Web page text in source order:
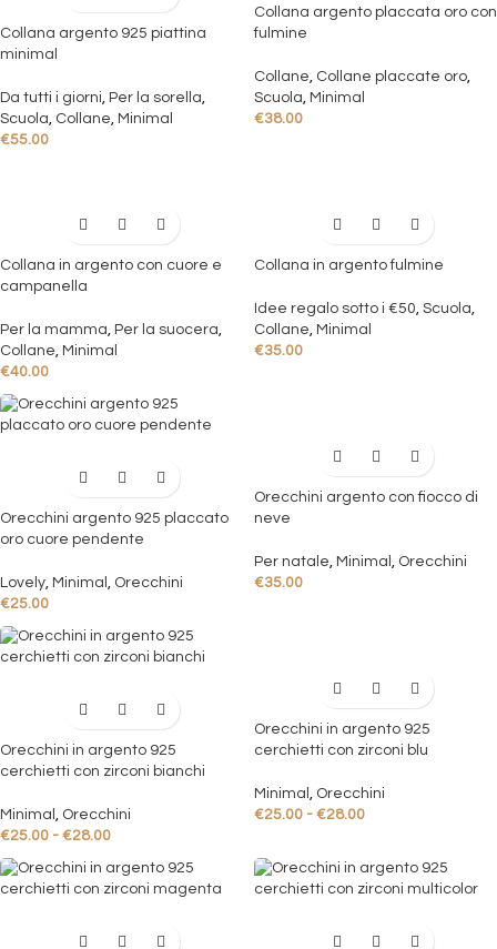
Collana argento 925 piattina
minimal
Da tutti i giorni, Per la sorella,
Scuola, Collane, Minimal
€55.00
Collana argento placcata oro con
fulmine
Collane, Collane placcate oro,
Scuola, Minimal
€38.00
Collana in argento con cuore e
campanella
Per la mamma, Per la suocera,
Collane, Minimal
€40.00
Collana in argento fulmine
Idee regalo sotto i €50, Scuola,
Collane, Minimal
€35.00
Orecchini argento 925 placcato
oro cuore pendente
Lovely, Minimal , Orecchini
€25.00
Orecchini argento con fiocco di
neve
Per natale, Minimal , Orecchini
€35.00
Orecchini in argento 925
cerchietti con zirconi bianchi
Minimal , Orecchini
€25.00 - €28.00
Orecchini in argento 925
cerchietti con zirconi blu
Minimal , Orecchini
€25.00 - €28.00